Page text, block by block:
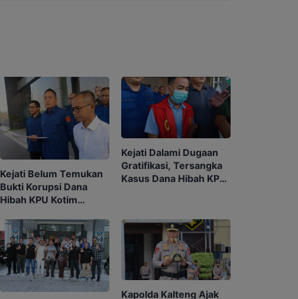
Kejati Belum Temukan
Bukti Korupsi Dana
Hibah KPU Kotim
Pilkada
Kejati Dalami Dugaan
Gratifikasi, Tersangka
Kasus Dana Hibah KPU
Kapolda Kalteng Ajak